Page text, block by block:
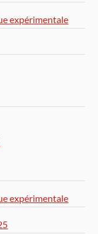
expérimentale
expérimentale